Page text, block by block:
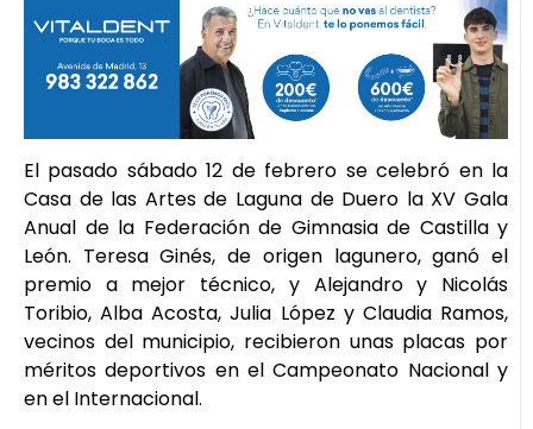
El pasado sábado 12 de febrero se celebró en la
Casa de las Artes de Laguna de Duero la XV Gala
Anual de la Federación de Gimnasia de Castilla y
León. Teresa Ginés, de origen lagunero, ganó el
premio a mejor técnico, y Alejandro y Nicolás
Toribio, Alba Acosta, Julia López y Claudia Ramos,
vecinos del municipio, recibieron unas placas por
méritos deportivos en el Campeonato Nacional y
en el Internacional.